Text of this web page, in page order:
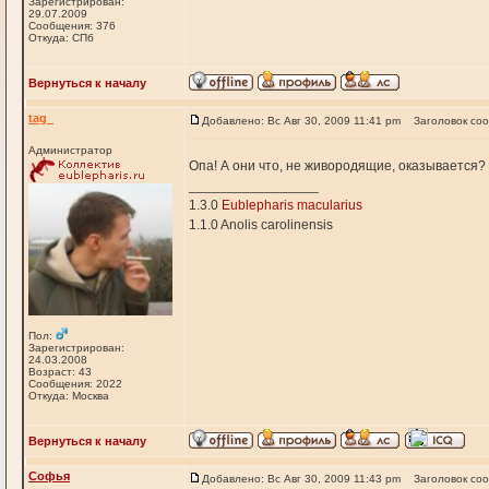
29.07.2009
Сообщения: 376
Откуда: СПб
Вернуться к началу
tag_
Администратор
Пол:
Зарегистрирован:
24.03.2008
Возраст: 43
Сообщения: 2022
Откуда: Москва
Добавлено: Вс Авг 30, 2009 11:41 pm Заголовок
Опа! А они что, не живородящие, оказывается?
1.3.0 Eublepharis macularius
1.1.0 Anolis carolinensis
Вернуться к началу
Софья Добавлено: Вс Авг 30, 2009 11:43 pm Заголовок